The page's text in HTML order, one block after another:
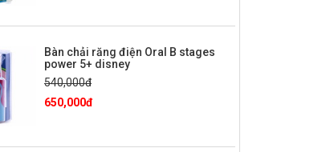
Bàn chải răng điện Oral B stages
power 5+ disney
540,000đ
650,000đ